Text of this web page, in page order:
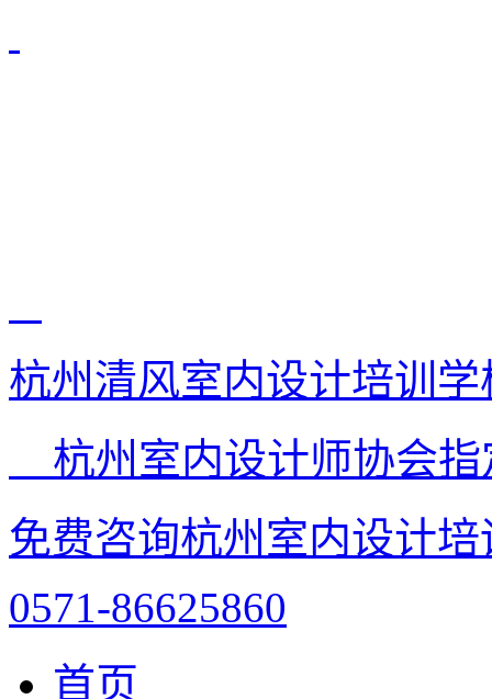
杭州清风室内设计培训学
杭州室内设计师协会
免费咨询杭州室内设计
0571-86625860
首页